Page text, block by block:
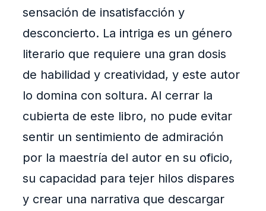
sensación de insatisfacción y
desconcierto. La intriga es un género
literario que requiere una gran dosis
de habilidad y creatividad, y este autor
lo domina con soltura. Al cerrar la
cubierta de este libro, no pude evitar
sentir un sentimiento de admiración
por la maestría del autor en su oficio,
su capacidad para tejer hilos dispares
y crear una narrativa que descargar